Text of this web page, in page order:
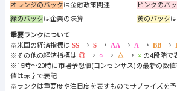
オレンジのバックは金融政策関連 ピンクのバ
緑のバックは企業の決算 黄のバック
重要ランクについて
※米国の経済指標は
→ → → → →
※その他の経済指標は
→ → →
の4段階で
※15時～20時に市場予想値(コンセンサス)の最新の数
値は赤字で表記
※ランクは重要度や注目度を表すものでサプライズを